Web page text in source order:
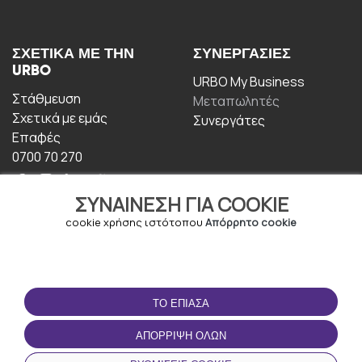
ΣΥΝΑΊΝΕΣΗ ΓΙΑ COOKIE
cookie χρήσης ιστότοπου Απόρρητο cookie
ΤΟ ΈΠΙΑΣΑ
ΑΠΌΡΡΙΨΗ ΌΛΩΝ
ΣΧΕΤΙΚΆ ΜΕ ΤΗΝ
URBO
Στάθμευση
Σχετικά με εμάς
Επαφές
0700 70 270
ΣΥΝΕΡΓΑΣΊΕΣ
URBO My Business
Μεταπωλητές
Συνεργάτες
ΟΡΟΙ ΧΡΉΣΗΣ
Οροι και Προϋποθέσεις
Πολιτική απορρήτου
ΚΑΤΕΒΆΣΤΕ ΤΗΝ
ΕΦΑΡΜΟΓΉ